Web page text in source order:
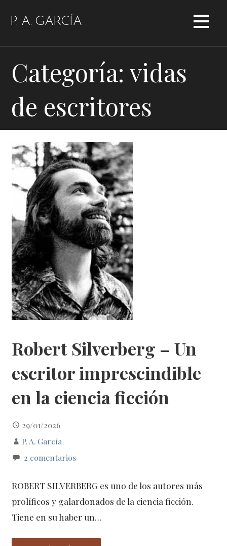
P. A. GARCÍA
Categoría: vidas
de escritores
Robert Silverberg – Un
escritor imprescindible
en la ciencia ficción
29/01/2026
P. A. García
2 comentarios
ROBERT SILVERBERG es uno de los autores más
prolíficos y galardonados de la ciencia ficción.
Tiene en su haber un…